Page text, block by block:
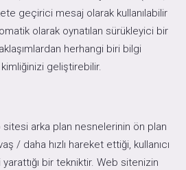
geçirici mesaj olarak kullanılabilir
olarak oynatılan sürükleyici bir
herhangi biri bilgi
geliştirebilir.
sitesi arka plan nesnelerinin ön plan
/ daha hızlı hareket ettiği, kullanıcı
yarattığı bir tekniktir. Web sitenizin